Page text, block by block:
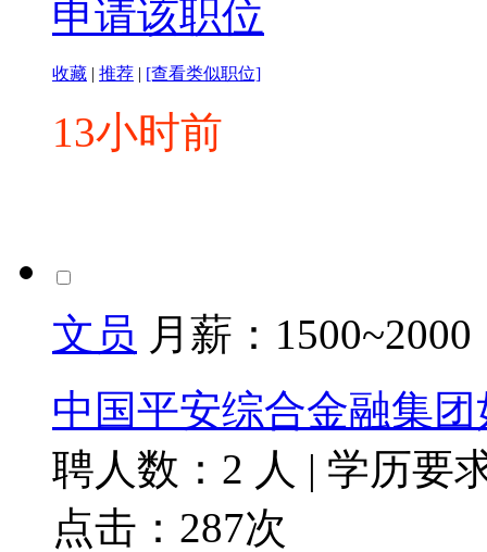
申请该职位
收藏 | 推荐 | [查看类似职位]
13小时前
文员 月薪： 1500~2000
中国平安综合金融集
聘人数：2 人 | 学历要
点击：287次